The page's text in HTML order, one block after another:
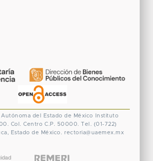
Autónoma del Estado de México
Instituto
Col. Centro C.P. 50000. Tel. (01-722)
Estado de México. rectoria@uaemex.mx